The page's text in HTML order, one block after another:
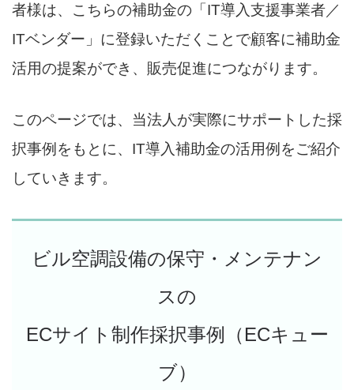
者様は、こちらの補助金の「IT導入支援事業者／
ITベンダー」に登録いただくことで顧客に補助金
活用の提案ができ、販売促進につながります。
このページでは、当法人が実際にサポートした採
択事例をもとに、IT導入補助金の活用例をご紹介
していきます。
ビル空調設備の保守・メンテナン
スの
ECサイト制作採択事例（ECキュー
ブ）